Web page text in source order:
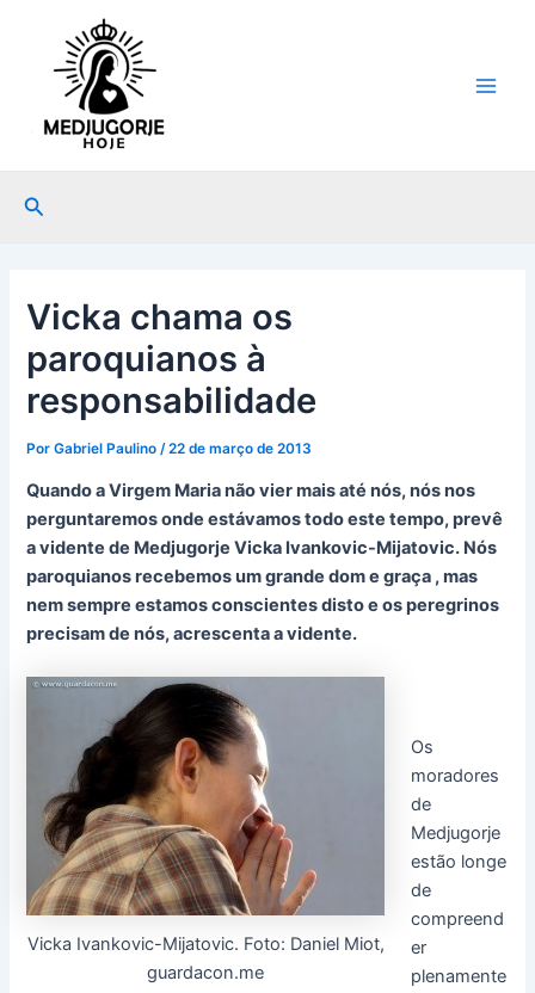
conteúdo
Pesquisar
Vicka chama os
paroquianos à
responsabilidade
PorGabriel Paulino/22 de março de 2013
Quando a Virgem Maria não vier mais até nós, nós nos
perguntaremos onde estávamos todo este tempo, prevê
a vidente de Medjugorje Vicka Ivankovic-Mijatovic. Nós
paroquianos recebemos um grande dom e graça , mas
nem sempre estamos conscientes disto e os peregrinos
precisam de nós, acrescenta a vidente.
Vicka Ivankovic-Mijatovic. Foto: Daniel Miot,
guardacon.me
Os
moradores
de
Medjugorje
estão longe
de
compreend
er
plenamente
navigation